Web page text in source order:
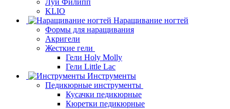
KLIO
Наращивание ногтей
Формы для наращивания
Акригели
Жесткие гели
Гели Holy Molly
Гели Little Lac
Инструменты
Педикюрные инструменты
Кусачки педикюрные
Кюретки педикюрные